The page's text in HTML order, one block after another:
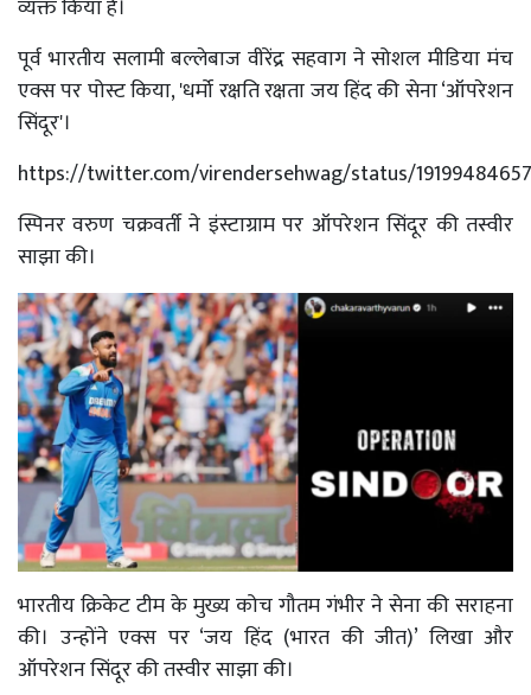
व्यक्त किया है।
पूर्व भारतीय सलामी बल्लेबाज वीरेंद्र सहवाग ने सोशल मीडिया मंच
एक्स पर पोस्ट किया, 'धर्मो रक्षति रक्षता जय हिंद की सेना ‘ऑपरेशन
सिंदूर'।
https://twitter.com/virendersehwag/status/
स्पिनर वरुण चक्रवर्ती ने इंस्टाग्राम पर ऑपरेशन सिंदूर की तस्वीर
साझा की।
भारतीय क्रिकेट टीम के मुख्य कोच गौतम गंभीर ने सेना की सराहना
की। उन्होंने एक्स पर ‘जय हिंद (भारत की जीत)’ लिखा और
ऑपरेशन सिंदूर की तस्वीर साझा की।